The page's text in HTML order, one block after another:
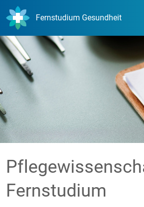
Fernstudium Gesundheit
Fernstudium